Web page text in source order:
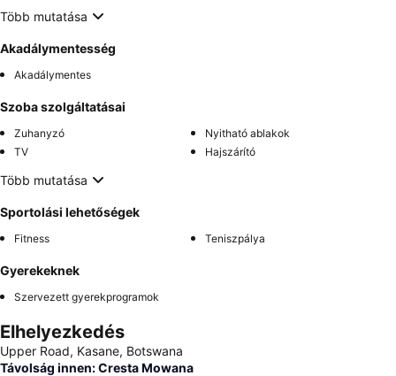
Több mutatása
Akadálymentesség
Akadálymentes
Szoba szolgáltatásai
Zuhanyzó
Nyitható ablakok
TV
Hajszárító
Több mutatása
Sportolási lehetőségek
Fitness Teniszpálya
Gyerekeknek
Szervezett gyerekprogramok
Elhelyezkedés
Upper Road, Kasane, Botswana
Távolság innen: Cresta Mowana